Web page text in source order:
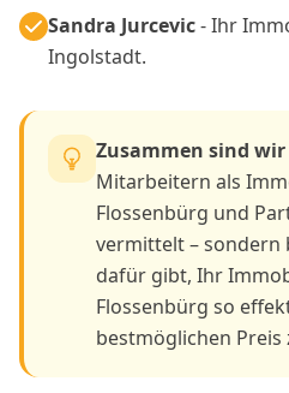
Sandra Jurcevic- Ihr
Ingolstadt.
Zusammen sind wir
Mitarbeitern als
Flossenbürg und
vermittelt – sondern
dafür gibt, Ihr
Flossenbürg so
bestmöglichen